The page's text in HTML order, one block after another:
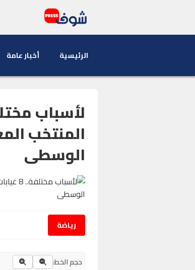
الرئيسية أخبار عامة
المنتخب
الوسطى
رياضة
حجم الخط: